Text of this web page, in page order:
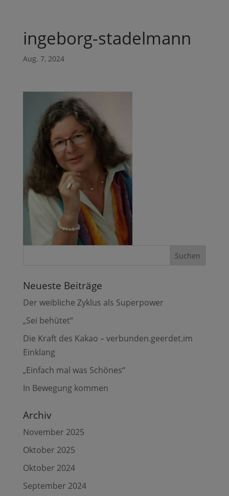
ingeborg-stadelmann
Aug. 7, 2024
Neueste Beiträge
Der weibliche Zyklus als Superpower
„Sei behütet“
Die Kraft des Kakao – verbunden.geerdet.im
Einklang
„Einfach mal was Schönes“
In Bewegung kommen
Archiv
November 2025
Oktober 2025
Oktober 2024
September 2024